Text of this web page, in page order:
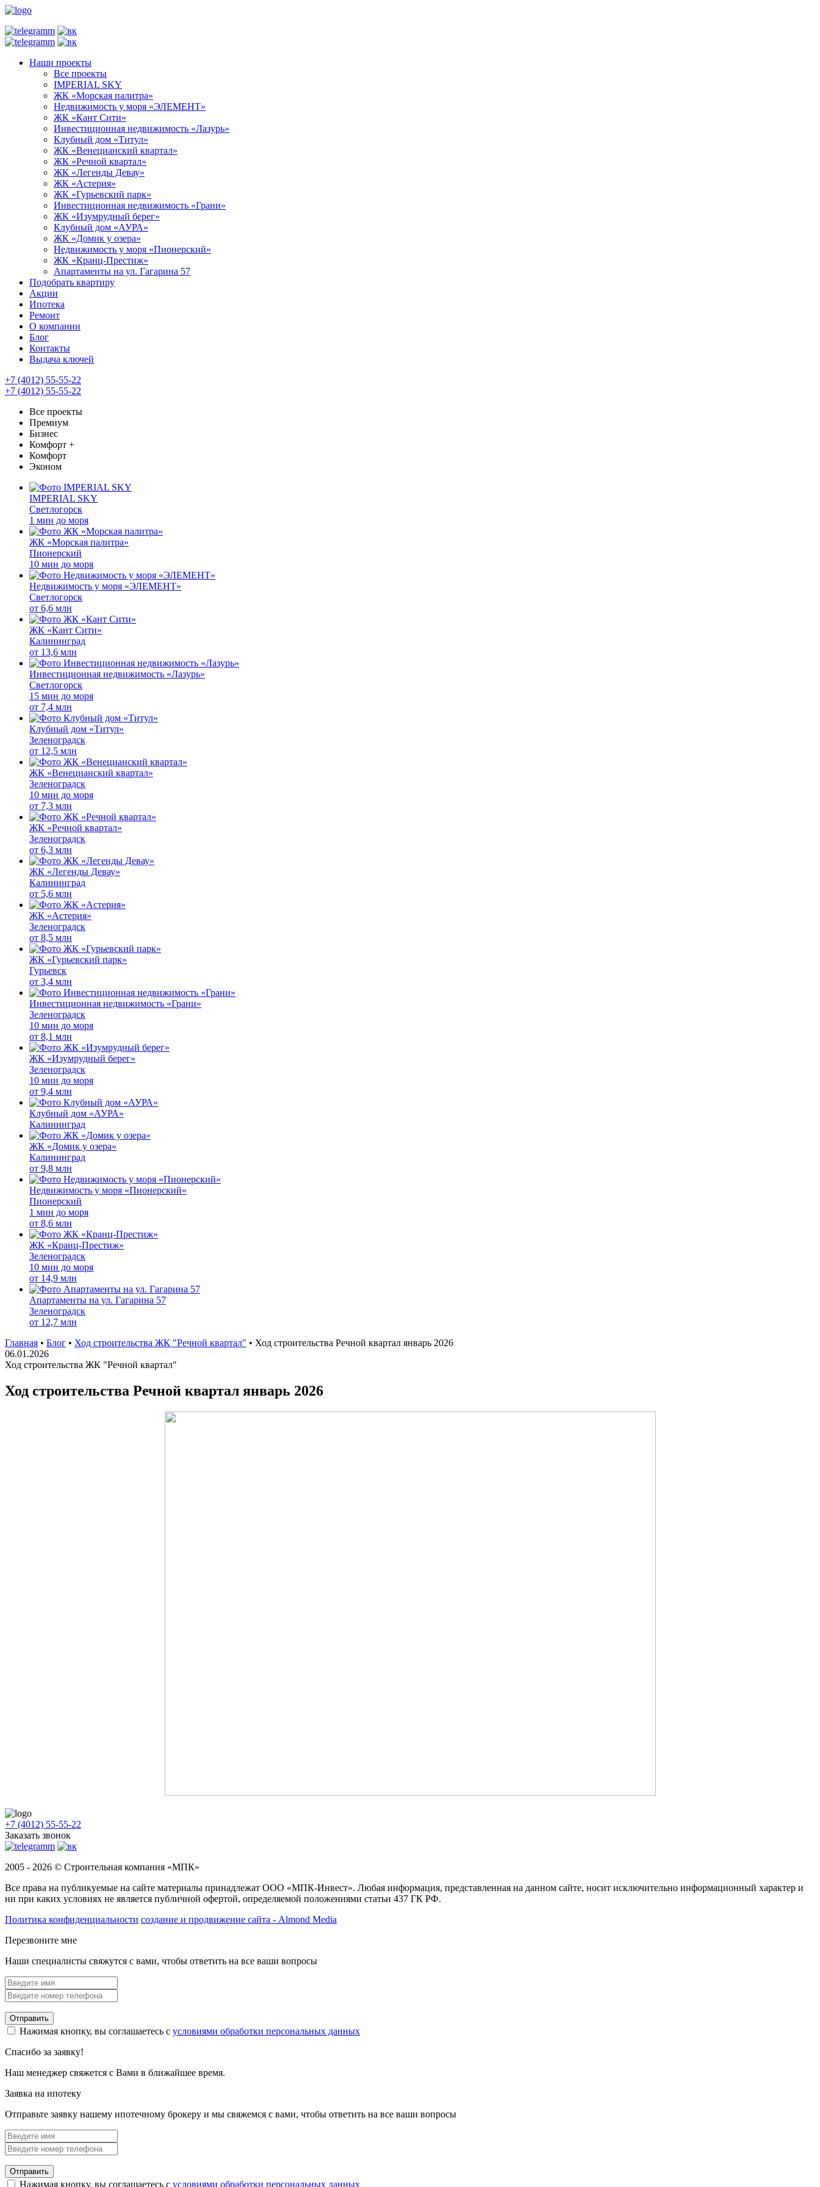
Наши проекты
Все проекты
IMPERIAL SKY
ЖК «Морская палитра»
Недвижимость у моря «ЭЛЕМЕНТ»
ЖК «Кант Сити»
Инвестиционная недвижимость «Лазурь»
Клубный дом «Титул»
ЖК «Венецианский квартал»
ЖК «Речной квартал»
ЖК «Легенды Девау»
ЖК «Астерия»
ЖК «Гурьевский парк»
Инвестиционная недвижимость «Грани»
ЖК «Изумрудный берег»
Клубный дом «АУРА»
ЖК «Домик у озера»
Недвижимость у моря «Пионерский»
ЖК «Кранц-Престиж»
Апартаменты на ул. Гагарина 57
Подобрать квартиру
Акции
Ипотека
Ремонт
О компании
Блог
Контакты
Выдача ключей
+7 (4012) 55-55-22
+7 (4012) 55-55-22
Все проекты
Премиум
Бизнес
Комфорт +
Комфорт
Эконом
IMPERIAL SKY
Светлогорск
1 мин до моря
ЖК «Морская палитра»
Пионерский
10 мин до моря
Недвижимость у моря «ЭЛЕМЕНТ»
Светлогорск
от 6,6 млн
ЖК «Кант Сити»
Калининград
от 13,6 млн
Инвестиционная недвижимость «Лазурь»
Светлогорск
15 мин до моря
от 7,4 млн
Клубный дом «Титул»
Зеленоградск
от 12,5 млн
ЖК «Венецианский квартал»
Зеленоградск
10 мин до моря
от 7,3 млн
ЖК «Речной квартал»
Зеленоградск
от 6,3 млн
ЖК «Легенды Девау»
Калининград
от 5,6 млн
ЖК «Астерия»
Зеленоградск
от 8,5 млн
ЖК «Гурьевский парк»
Гурьевск
от 3,4 млн
Инвестиционная недвижимость «Грани»
Зеленоградск
10 мин до моря
от 8,1 млн
ЖК «Изумрудный берег»
Зеленоградск
10 мин до моря
от 9,4 млн
Клубный дом «АУРА»
Калининград
ЖК «Домик у озера»
Калининград
от 9,8 млн
Недвижимость у моря «Пионерский»
Пионерский
1 мин до моря
от 8,6 млн
ЖК «Кранц-Престиж»
Зеленоградск
10 мин до моря
от 14,9 млн
Апартаменты на ул. Гагарина 57
Зеленоградск
от 12,7 млн
Главная • Блог • Ход строительства ЖК "Речной квартал" • Ход строительства Речной квартал январь 2026
06.01.2026
Ход строительства ЖК "Речной квартал"
Ход строительства Речной квартал январь 2026
+7 (4012) 55-55-22
Заказать звонок
2005 - 2026 © Строительная компания «МПК»
Все права на публикуемые на сайте материалы принадлежат ООО «МПК-Инвест». Любая информация, представленная на данном сайте, носит исключительно информационный характер и
ни при каких условиях не является публичной офертой, определяемой положениями статьи 437 ГК РФ.
Политика конфиденциальности создание и продвижение сайта - Almond Media
Перезвоните мне
Наши специалисты свяжутся с вами, чтобы ответить на все ваши вопросы
Отправить
Нажимая кнопку, вы соглашаетесь с условиями обработки персональных данных
Спасибо за заявку!
Наш менеджер свяжется с Вами в ближайшее время.
Заявка на ипотеку
Отправьте заявку нашему ипотечному брокеру и мы свяжемся с вами, чтобы ответить на все ваши вопросы
Отправить
Нажимая кнопку, вы соглашаетесь с условиями обработки персональных данных